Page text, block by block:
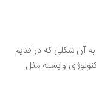
آن شکلی که در قدیم
وابسته مثل